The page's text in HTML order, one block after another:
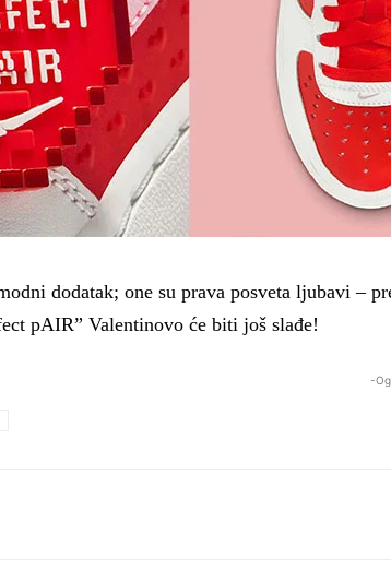
dodatak; one su prava posveta ljubavi –
pAIR” Valentinovo će biti još slađe!
-